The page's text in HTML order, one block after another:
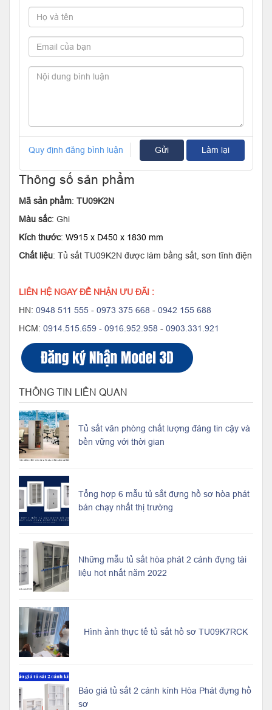
Quy định đăng bình luận Gửi Làm lại
Thông số sản phẩm
Mã sản phẩm: TU09K2N
Màu sắc: Ghi
Kích thước: W915 x D450 x 1830 mm
Chất liệu: Tủ sắt TU09K2N được làm bằng sắt, sơn tĩnh điện
LIÊN HỆ NGAY ĐỂ NHẬN ƯU ĐÃI :
HN: 0948 511 555 - 0973 375 668 - 0942 155 688
HCM: 0914.515.659 - 0916.952.958 - 0903.331.921
THÔNG TIN LIÊN QUAN
Tủ sắt văn phòng chất lượng đáng tin cậy và
bền vững với thời gian
Tổng hợp 6 mẫu tủ sắt đựng hồ sơ hòa phát
bán chạy nhất thị trường
Những mẫu tủ sắt hòa phát 2 cánh đựng tài
liệu hot nhất năm 2022
Hình ảnh thực tế tủ sắt hồ sơ TU09K7RCK
Báo giá tủ sắt 2 cánh kính Hòa Phát đựng hồ
sơ